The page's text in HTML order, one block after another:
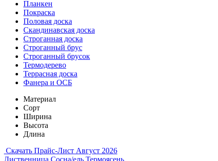
Планкен
Покраска
Половая доска
Скандинавская доска
Строганная доска
Строганный брус
Строганный брусок
Термодерево
Террасная доска
Фанера и ОСБ
Материал
Сорт
Ширина
Высота
Длина
Скачать Прайс-Лист Август 2026
Лиственница Сосна/ель Термоясень